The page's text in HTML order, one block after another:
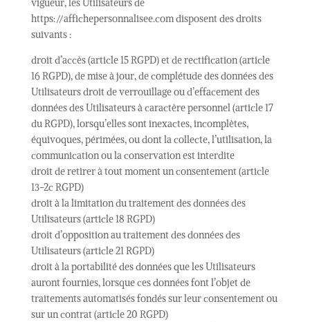
vigueur, les Utilisateurs de
https://affichepersonnalisee.com disposent des droits
suivants :
droit d’accès (article 15 RGPD) et de rectification (article
16 RGPD), de mise à jour, de complétude des données des
Utilisateurs droit de verrouillage ou d’effacement des
données des Utilisateurs à caractère personnel (article 17
du RGPD), lorsqu’elles sont inexactes, incomplètes,
équivoques, périmées, ou dont la collecte, l’utilisation, la
communication ou la conservation est interdite
droit de retirer à tout moment un consentement (article
13-2c RGPD)
droit à la limitation du traitement des données des
Utilisateurs (article 18 RGPD)
droit d’opposition au traitement des données des
Utilisateurs (article 21 RGPD)
droit à la portabilité des données que les Utilisateurs
auront fournies, lorsque ces données font l’objet de
traitements automatisés fondés sur leur consentement ou
sur un contrat (article 20 RGPD)